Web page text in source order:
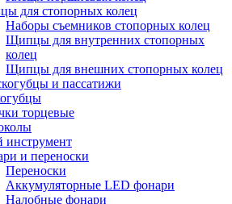
для стопорных колец
Наборы съемников стопорных колец
Щипцы для внутренних стопорных
колец
Щипцы для внешних стопорных колец
и пассатижи
торцевые
инструмент
и переноски
Переноски
Аккумуляторные LED фонари
Налобные фонари